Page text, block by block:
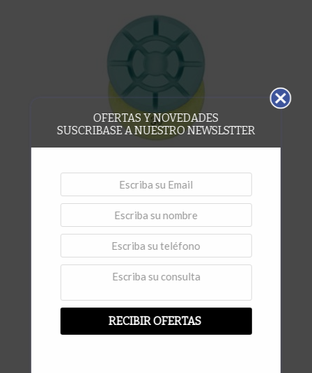
Disco pulido Mosaico,Discos Rígidos para
Mosaicos, Restauración de pisos
Discos Mosaico Ø 100 # 30
Vista rápida
OFERTAS Y NOVEDADES
SUSCRIBASE A NUESTRO NEWSLSTTER
RECIBIR OFERTAS